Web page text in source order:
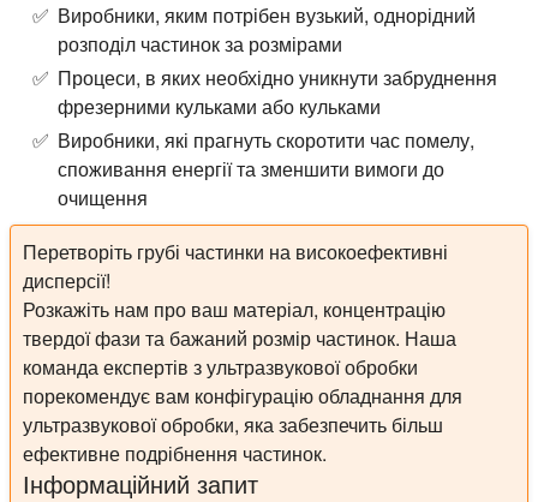
Виробники, яким потрібен вузький, однорідний
розподіл частинок за розмірами
Процеси, в яких необхідно уникнути забруднення
фрезерними кульками або кульками
Виробники, які прагнуть скоротити час помелу,
споживання енергії та зменшити вимоги до
очищення
Перетворіть грубі частинки на високоефективні
дисперсії!
Розкажіть нам про ваш матеріал, концентрацію
твердої фази та бажаний розмір частинок. Наша
команда експертів з ультразвукової обробки
порекомендує вам конфігурацію обладнання для
ультразвукової обробки, яка забезпечить більш
ефективне подрібнення частинок.
Інформаційний запит